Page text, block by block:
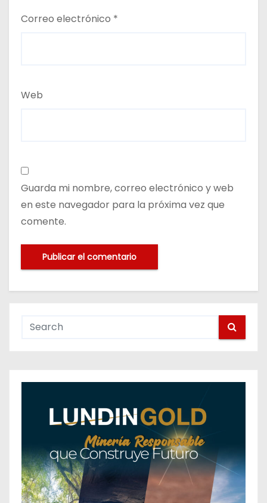
Correo electrónico *
Web
Guarda mi nombre, correo electrónico y web
en este navegador para la próxima vez que
comente.